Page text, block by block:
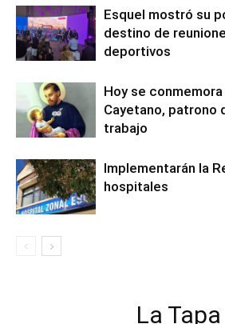
Esquel mostró su
destino de
deportivos
Hoy se conmemora
Cayetano, patrono
trabajo
Implementarán la
hospitales
La Tapa